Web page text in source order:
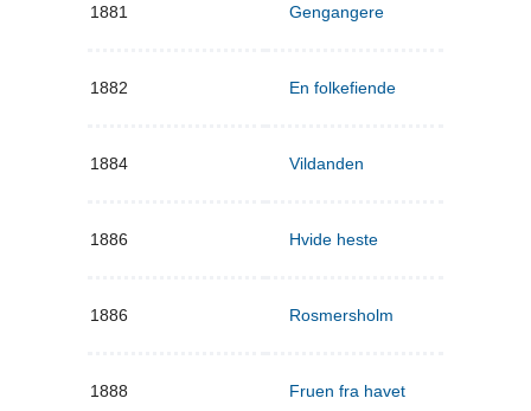
1881 Gengangere
1882 En folkefiende
1884 Vildanden
1886 Hvide heste
1886 Rosmersholm
1888 Fruen fra havet